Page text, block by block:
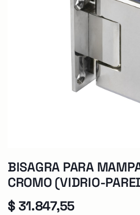
BISAGRA PARA
CROMO (VIDRIO-
$31.847,55